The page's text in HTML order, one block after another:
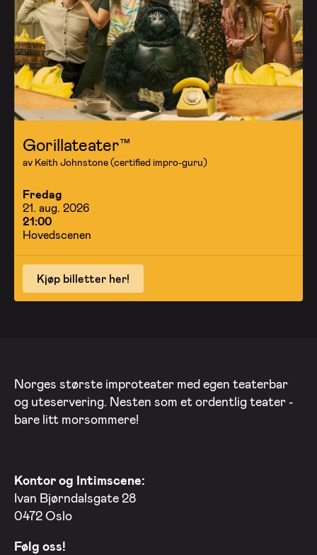
Gorillateater™
av Keith Johnstone (certified impro-guru)
Fredag
21. aug. 2026
21:00
Hovedscenen
Kjøp billetter her!
Norges største improteater med egen teaterbar
og uteservering. Nesten som et ordentlig teater -
bare litt morsommere!
Kontor og Intimscene:
Ivan Bjørndalsgate 28
0472 Oslo
Følg oss!